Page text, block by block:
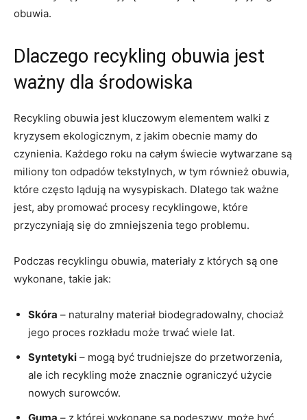
obuwia.
Dlaczego recykling obuwia jest
ważny dla środowiska
Recykling obuwia jest kluczowym elementem walki z
kryzysem ekologicznym, z jakim obecnie mamy do
czynienia. Każdego roku na całym świecie wytwarzane są
miliony ton odpadów tekstylnych, w tym również obuwia,
które często lądują na wysypiskach. Dlatego tak ważne
jest, aby promować procesy recyklingowe, które
przyczyniają się do zmniejszenia tego problemu.
Podczas recyklingu obuwia, materiały z których są one
wykonane, takie jak:
Skóra – naturalny materiał biodegradowalny, chociaż
jego proces rozkładu może trwać wiele lat.
Syntetyki – mogą być trudniejsze do przetworzenia,
ale ich recykling może znacznie ograniczyć użycie
nowych surowców.